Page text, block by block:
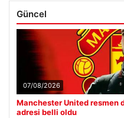
Güncel
07/08/2026
Manchester United resmen
adresi belli oldu